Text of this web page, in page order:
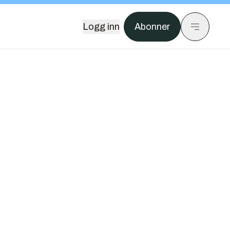
Logg inn Abonner